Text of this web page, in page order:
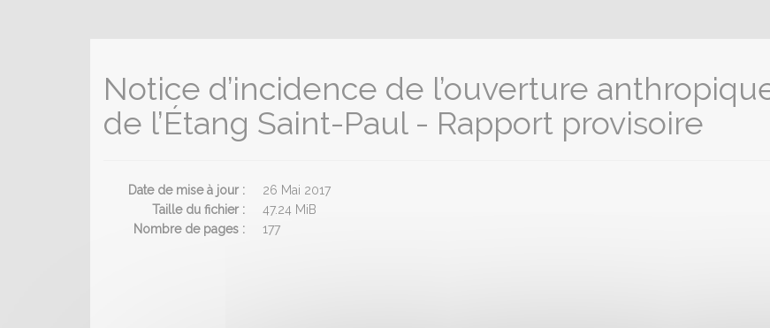
Notice d’incidence de l’ouverture
de l’Étang Saint-Paul - Rapport provisoire
Date de mise à jour :
26 Mai 2017
Taille du fichier :
47.24 MiB
Nombre de pages :
177